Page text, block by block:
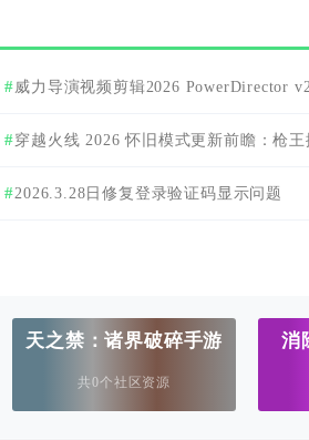
威力导演视频剪辑2026 PowerDirector
穿越火线 2026 怀旧模式更新前瞻：枪
人生化战场与下架内容返场成焦点
2026.3.28日修复登录验证码显示问题
天之禁：诸界破碎手游
共0个社区资源
消